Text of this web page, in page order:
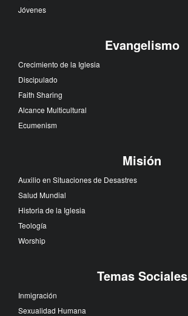
Jóvenes
Evangelismo
Crecimiento de la Iglesia
Discipulado
Faith Sharing
Alcance Multicultural
Ecumenism
Misión
Auxilio en Situaciones de Desastres
Salud Mundial
Historia de la Iglesia
Teología
Worship
Temas Sociales
Inmigración
Sexualidad Humana